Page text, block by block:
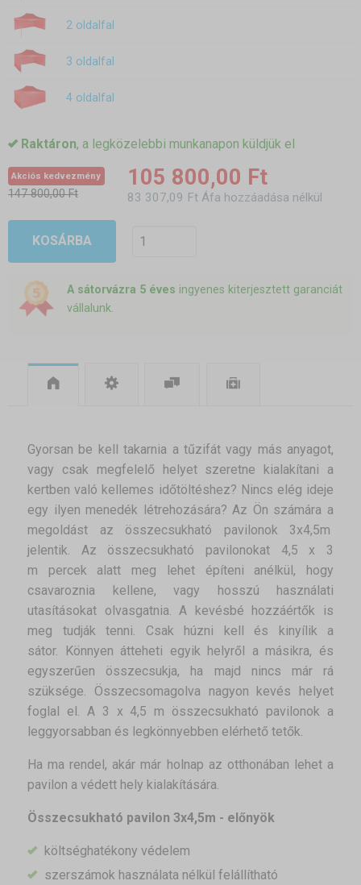
2 oldalfal
3 oldalfal
4 oldalfal
Raktáron, a legközelebbi munkanapon küldjük el
Akciós kedvezmény
147 800,00 Ft
105 800,00 Ft
83 307,09 Ft Áfa hozzáadása nélkül
KOSÁRBA
A sátorvázra 5 éves ingyenes kiterjesztett garanciát
vállalunk.
Gyorsan be kell takarnia a tűzifát vagy más anyagot,
vagy csak megfelelő helyet szeretne kialakítani a
kertben való kellemes időtöltéshez? Nincs elég ideje
egy ilyen menedék létrehozására? Az Ön számára a
megoldást az összecsukható pavilonok 3x4,5m
jelentik. Az összecsukható pavilonokat 4,5 x 3
m percek alatt meg lehet építeni anélkül, hogy
csavaroznia kellene, vagy hosszú használati
utasításokat olvasgatnia. A kevésbé hozzáértők is
meg tudják tenni. Csak húzni kell és kinyílik a
sátor. Könnyen átteheti egyik helyről a másikra, és
egyszerűen összecsukja, ha majd nincs már rá
szüksége. Összecsomagolva nagyon kevés helyet
foglal el. A 3 x 4,5 m összecsukható pavilonok a
leggyorsabban és legkönnyebben elérhető tetők.
Ha ma rendel, akár már holnap az otthonában lehet a
pavilon a védett hely kialakítására.
Összecsukható pavilon 3x4,5m - előnyök
költséghatékony védelem
szerszámok használata nélkül felállítható